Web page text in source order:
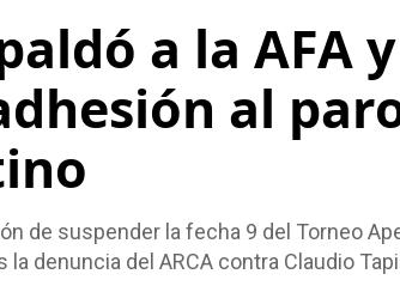
a la AFA y
al
de suspender la fecha 9 del Torneo
denuncia del ARCA contra Claudio